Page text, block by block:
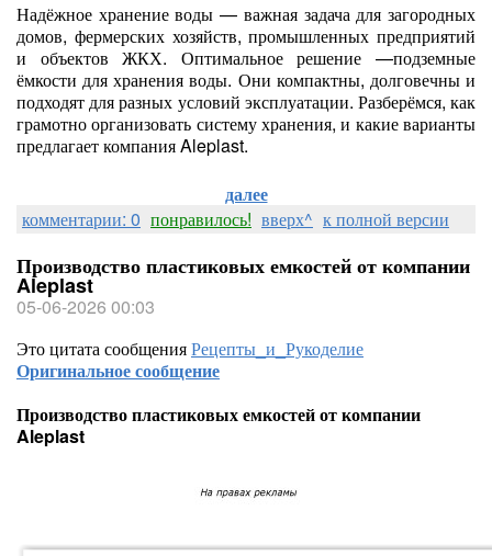
Надёжное хранение воды — важная задача для загородных
домов, фермерских хозяйств, промышленных предприятий
и объектов ЖКХ. Оптимальное решение —подземные
ёмкости для хранения воды. Они компактны, долговечны и
подходят для разных условий эксплуатации. Разберёмся, как
грамотно организовать систему хранения, и какие варианты
предлагает компания Aleplast.
далее
комментарии: 0 понравилось! вверх^ к полной версии
Производство пластиковых емкостей от компании
Aleplast
05-06-2026 00:03
Это цитата сообщенияРецепты_и_Рукоделие
Оригинальное сообщение
Производство пластиковых емкостей от компании
Aleplast